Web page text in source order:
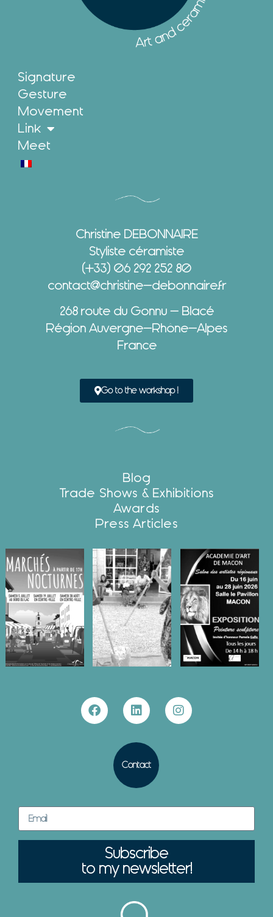
Signature
Gesture
Movement
Link
Meet
Christine DEBONNAIRE
Styliste céramiste
(+33) 06 292 252 80
contact@christine-debonnaire.fr
268 route du Gonnu – Blacé
Région Auvergne-Rhône-Alpes
France
Go to the workshop !
Blog
Trade Shows & Exhibitions
Awards
Press Articles
Contact
Subscribe
to my newsletter!